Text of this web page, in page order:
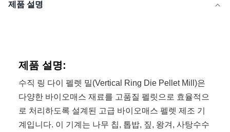
제품 설명
제품 설명:
수직 링 다이 펠렛 밀(Vertical Ring Die Pellet Mill)은
다양한 바이오매스 재료를 고품질 펠릿으로 효율적으
로 처리하도록 설계된 고급 바이오매스 펠렛 제조 기
계입니다. 이 기계는 나무 칩, 톱밥, 짚, 왕겨, 사탕수수